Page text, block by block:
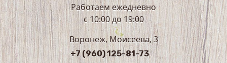
Работаем ежедневно
с 10:00 до 19:00
Воронеж, Моисеева, 3
+7 (960) 125-81-73